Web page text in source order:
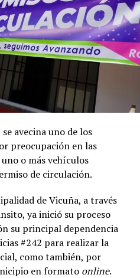
avecina uno de los
preocupación en las
o más vehículos
de circulación.
de Vicuña, a través
ya inició su proceso
su principal dependencia
#242 para realizar la
como también, por
en formato online.